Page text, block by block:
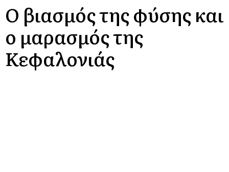
Ο βιασμός της φύσης και
ο μαρασμός της
Κεφαλονιάς